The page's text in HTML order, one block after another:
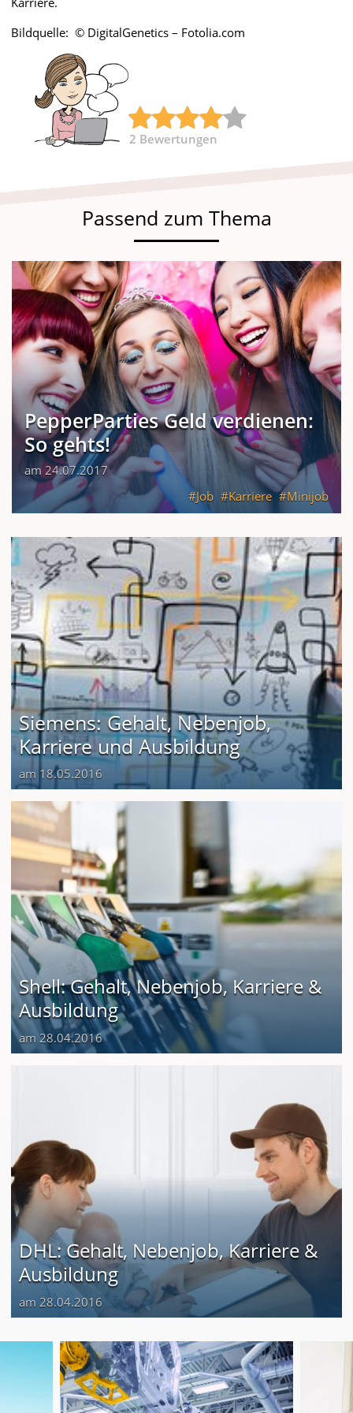
Bildquelle: © DigitalGenetics – Fotolia.com
2 Bewertungen
Passend zum Thema
PepperParties Geld verdienen:
So gehts!
am 24.07.2017
Job
Karriere Minijob
Siemens: Gehalt, Nebenjob,
Karriere und Ausbildung
am 18.05.2016
Shell: Gehalt, Nebenjob, Karriere &
Ausbildung
am 28.04.2016
DHL: Gehalt, Nebenjob, Karriere &
Ausbildung
am 28.04.2016